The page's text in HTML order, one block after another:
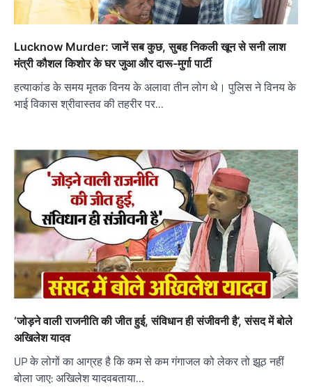
Lucknow Murder: जानें सब कुछ, सुबह न‍िकली खून से सनी लाश
मंत्री कौशल क‍िशोर के घर जुआ और दारू-मुर्गा पार्टी
हत्याकांड के समय मृतक विनय के अलावा तीन लोग थे। पुलिस ने विनय के
भाई विकास श्रीवास्तव की तहरीर पर…
‘जोड़ने वाली राजनीति की जीत हुई, संविधान ही संजीवनी है’, संसद में बोले
अखिलेश यादव
UP के लोगों का आग्रह है कि कम से कम गंगाजल को लेकर तो झूठ नहीं
बोला जाए: अखिलेश यादवबताया…